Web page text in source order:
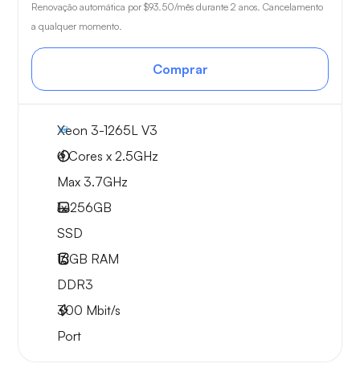
Renovação automática por $93.50/mês durante 2 anos. Cancelamento
a qualquer momento.
Comprar
Xeon 3-1265L V3
4 Cores x 2.5GHz
Max 3.7GHz
1x256GB
SSD
16GB RAM
DDR3
300 Mbit/s
Port